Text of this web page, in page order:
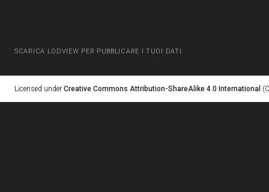
SCARICA LODVIEW PER PUBBLICARE I TUOI DATI
Licensed under Creative Commons Attribution-ShareAlike 4.0 International